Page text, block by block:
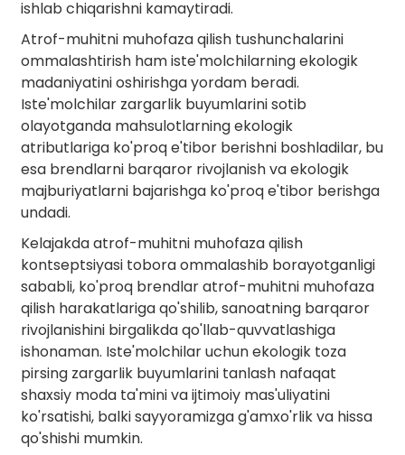
ishlab chiqarishni kamaytiradi.
Atrof-muhitni muhofaza qilish tushunchalarini
ommalashtirish ham iste'molchilarning ekologik
madaniyatini oshirishga yordam beradi.
Iste'molchilar zargarlik buyumlarini sotib
olayotganda mahsulotlarning ekologik
atributlariga ko'proq e'tibor berishni boshladilar, bu
esa brendlarni barqaror rivojlanish va ekologik
majburiyatlarni bajarishga ko'proq e'tibor berishga
undadi.
Kelajakda atrof-muhitni muhofaza qilish
kontseptsiyasi tobora ommalashib borayotganligi
sababli, ko'proq brendlar atrof-muhitni muhofaza
qilish harakatlariga qo'shilib, sanoatning barqaror
rivojlanishini birgalikda qo'llab-quvvatlashiga
ishonaman. Iste'molchilar uchun ekologik toza
pirsing zargarlik buyumlarini tanlash nafaqat
shaxsiy moda ta'mini va ijtimoiy mas'uliyatini
ko'rsatishi, balki sayyoramizga g'amxo'rlik va hissa
qo'shishi mumkin.